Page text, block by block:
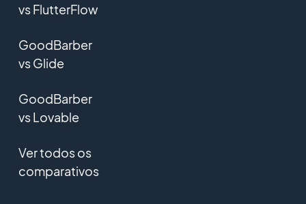
vs FlutterFlow
GoodBarber
vs Glide
GoodBarber
vs Lovable
Ver todos os
comparativos